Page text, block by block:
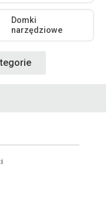
Domki
narzędziowe